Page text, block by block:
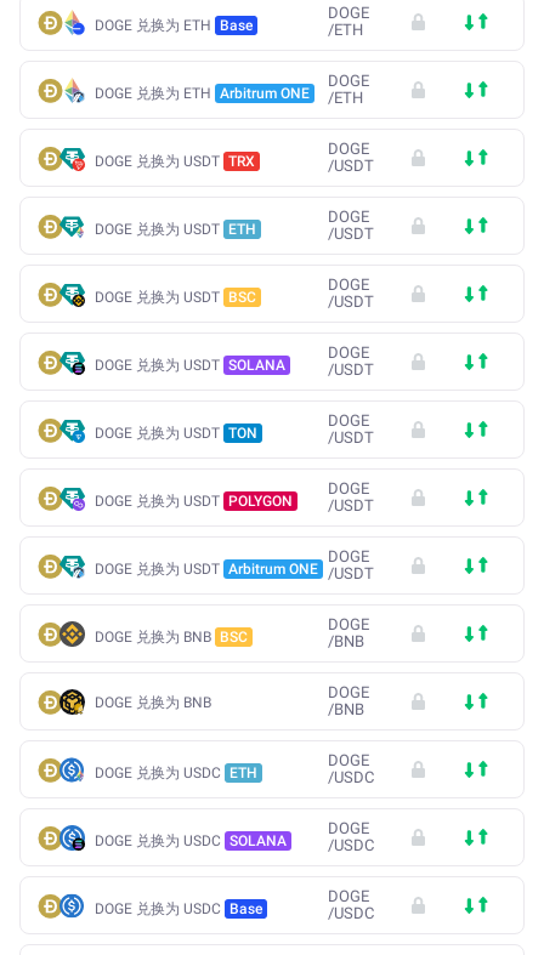
DOGE 兑换为 ETH Base
DOGE
/ETH
DOGE 兑换为 ETH Arbitrum ONE
DOGE
/ETH
DOGE 兑换为 USDT TRX
DOGE
/USDT
DOGE 兑换为 USDT ETH
DOGE
/USDT
DOGE 兑换为 USDT BSC
DOGE
/USDT
DOGE 兑换为 USDT SOLANA
DOGE
/USDT
DOGE 兑换为 USDT TON
DOGE
/USDT
DOGE 兑换为 USDT POLYGON
DOGE
/USDT
DOGE 兑换为 USDT Arbitrum ONE
DOGE
/USDT
DOGE 兑换为 BNB BSC
DOGE
/BNB
DOGE 兑换为 BNB
DOGE
/BNB
DOGE 兑换为 USDC ETH
DOGE
/USDC
DOGE 兑换为 USDC SOLANA
DOGE
/USDC
DOGE 兑换为 USDC Base
DOGE
/USDC